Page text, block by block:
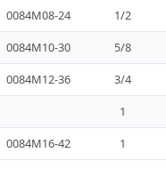
0084M08-24 1/2
0084M10-30 5/8
0084M12-36 3/4
1
0084M16-42 1